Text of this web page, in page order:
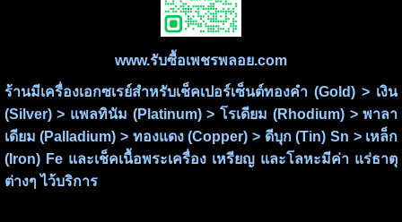
www.รับซื้อเพชรพลอย.com
ร้านมีเครื่องเอกซเรย์สำหรับเช็คเปอร์เซ็นต์ทองคำ (Gold) > เงิน
(Silver) > แพลทินัม (Platinum) > โรเดียม (Rhodium) > พาลา
เดียม (Palladium) > ทองแดง (Copper) > ดีบุก (Tin) Sn > เหล็ก
(Iron) Fe และเช็คเนื้อพระเครื่อง เหรียญ และโลหะมีค่า แร่ธาตุ
ต่างๆ ไว้บริการ